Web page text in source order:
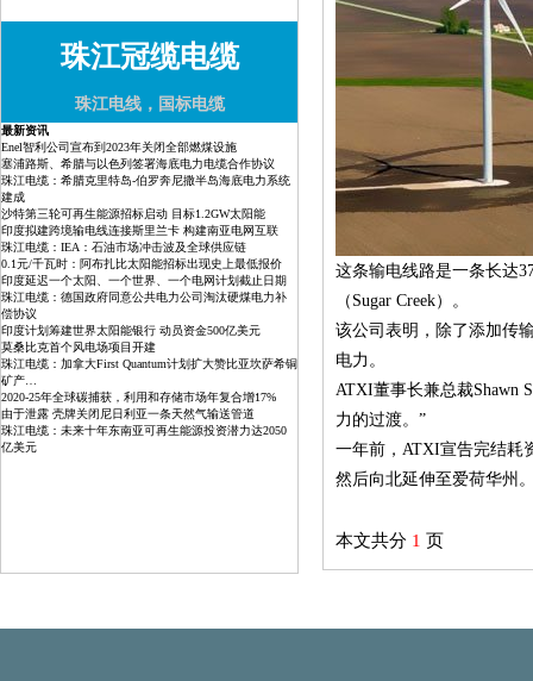
珠江冠缆电缆
珠江电线，国标电缆
最新资讯
Enel智利公司宣布到2023年关闭全部燃煤设施
塞浦路斯、希腊与以色列签署海底电力电缆合作协议
珠江电缆：希腊克里特岛-伯罗奔尼撒半岛海底电力系统
建成
沙特第三轮可再生能源招标启动 目标1.2GW太阳能
印度拟建跨境输电线连接斯里兰卡 构建南亚电网互联
珠江电缆：IEA：石油市场冲击波及全球供应链
0.1元/千瓦时：阿布扎比太阳能招标出现史上最低报价
印度延迟一个太阳、一个世界、一个电网计划截止日期
珠江电缆：德国政府同意公共电力公司淘汰硬煤电力补
偿协议
印度计划筹建世界太阳能银行 动员资金500亿美元
莫桑比克首个风电场项目开建
珠江电缆：加拿大First Quantum计划扩大赞比亚坎萨希铜
矿产…
2020-25年全球碳捕获，利用和存储市场年复合增17%
由于泄露 壳牌关闭尼日利亚一条天然气输送管道
珠江电缆：未来十年东南亚可再生能源投资潜力达2050
亿美元
这条输电线路是一条长达
（Sugar Creek）。
该公司表明，除了添加传
电力。
ATXI董事长兼总裁Shawn
力的过渡。”
一年前，ATXI宣告完结耗
然后向北延伸至爱荷华州
本文共分 1 页